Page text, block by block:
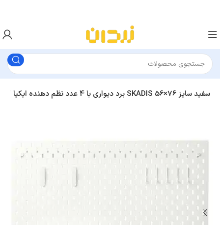
برد دیواری با 4 عدد نظم دهنده ایکیا SKADIS سفید سایز 76×56